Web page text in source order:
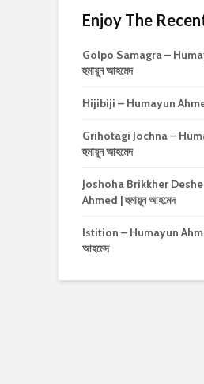
Enjoy The
Golpo Samagra –
হুমায়ূন আহমেদ
Hijibiji – Humayun
Grihotagi Jochna –
হুমায়ূন আহমেদ
Joshoha Brikkher
Ahmed | হুমায়ূন আহমেদ
Istition – Humayun
আহমেদ